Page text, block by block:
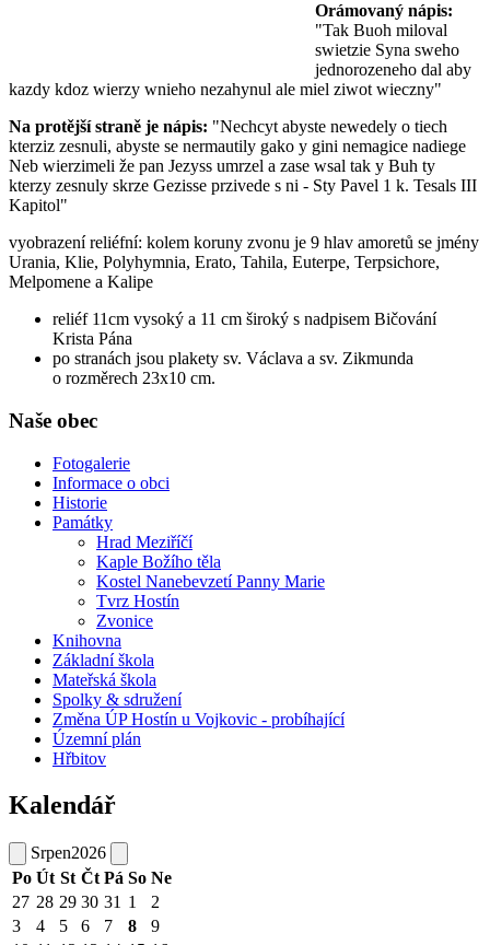
Orámovaný nápis:
"Tak Buoh miloval
swietzie Syna sweho
jednorozeneho dal aby
kazdy kdoz wierzy wnieho nezahynul ale miel ziwot wieczny"
Na protější straně je nápis: "Nechcyt abyste newedely o tiech
kterziz zesnuli, abyste se nermautily gako y gini nemagice nadiege
Neb wierzimeli že pan Jezyss umrzel a zase wsal tak y Buh ty
kterzy zesnuly skrze Gezisse przivede s ni - Sty Pavel 1 k. Tesals III
Kapitol"
vyobrazení reliéfní: kolem koruny zvonu je 9 hlav amoretů se jmény
Urania, Klie, Polyhymnia, Erato, Tahila, Euterpe, Terpsichore,
Melpomene a Kalipe
reliéf 11cm vysoký a 11 cm široký s nadpisem Bičování
Krista Pána
po stranách jsou plakety sv. Václava a sv. Zikmunda
o rozměrech 23x10 cm.
Naše obec
Fotogalerie
Informace o obci
Historie
Památky
Hrad Meziříčí
Kaple Božího těla
Kostel Nanebevzetí Panny Marie
Tvrz Hostín
Zvonice
Knihovna
Základní škola
Mateřská škola
Spolky & sdružení
Změna ÚP Hostín u Vojkovic - probíhající
Územní plán
Hřbitov
Kalendář
Srpen2026
Po Út St Čt Pá So Ne
27 28 29 30 31 1
2
3
4 5 6 7 8
9